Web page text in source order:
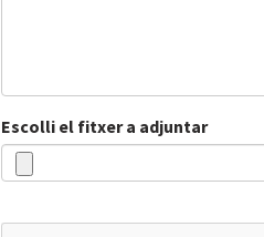
Escolli el fitxer a adjuntar